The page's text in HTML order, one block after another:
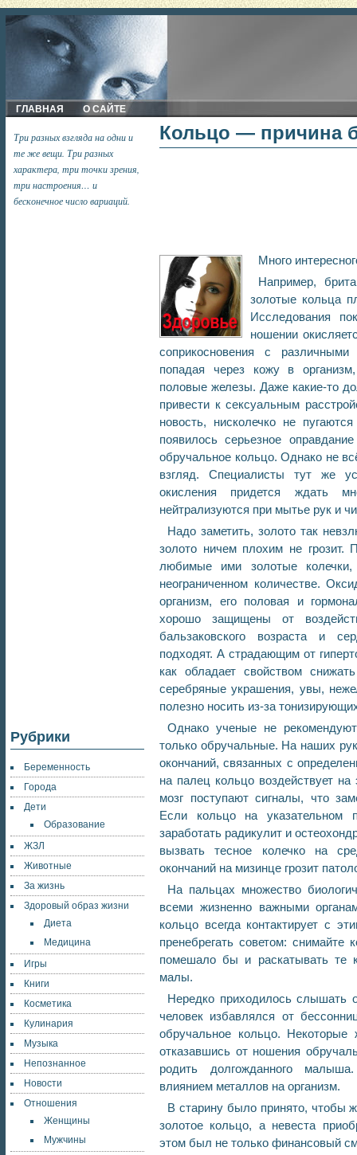
ГЛАВНАЯ О САЙТЕ
Три разных взгляда на одни и
те же вещи. Три разных
характера, три точки зрения,
три настроения… и
бесконечное число вариаций.
Рубрики
Беременность
Города
Дети
Образование
ЖЗЛ
Животные
За жизнь
Здоровый образ жизни
Диета
Медицина
Игры
Книги
Косметика
Кулинария
Музыка
Непознанное
Новости
Отношения
Женщины
Мужчины
Кольцо — причина
Много
Например,
золотые кольца
Исследования
ношении
соприкосновения с
попадая через кожу в
половые железы. Даже какие-то
привести к сексуальным
новость, нисколечко не
появилось серьезное
обручальное кольцо. Однако не
взгляд. Специалисты тут же
окисления придется ждать
нейтрализуются при мытье рук и
Надо заметить, золото так
золото ничем плохим не грозит.
любимые ими золотые
неограниченном количестве.
организм, его половая и
хорошо защищены от
бальзаковского возраста и
подходят. А страдающим от
как обладает свойством
серебряные украшения, увы,
полезно носить из-за
Однако ученые не
только обручальные. На наших
окончаний, связанных с
на палец кольцо воздействует
мозг поступают сигналы, что
Если кольцо на
заработать радикулит и
вызвать тесное колечко на
окончаний на мизинце грозит
На пальцах множество
всеми жизненно важными
кольцо всегда контактирует с
пренебрегать советом:
помешало бы и раскатывать те
малы.
Нередко приходилось слышать
человек избавлялся от
обручальное кольцо.
отказавшись от ношения
родить долгожданного
влиянием металлов на организм.
В старину было принято, чтобы
золотое кольцо, а невеста
этом был не только финансовый